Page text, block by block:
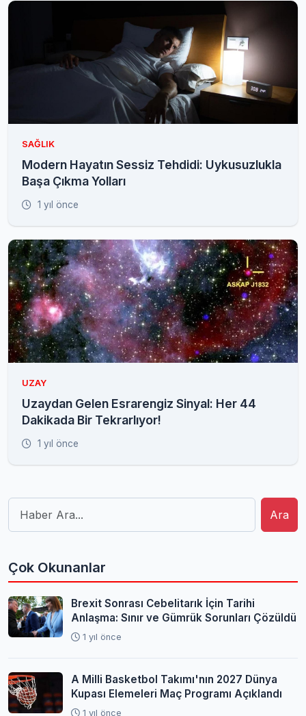
SAĞLIK
Modern Hayatın Sessiz Tehdidi: Uykusuzlukla
Başa Çıkma Yolları
1 yıl önce
UZAY
Uzaydan Gelen Esrarengiz Sinyal: Her 44
Dakikada Bir Tekrarlıyor!
1 yıl önce
Ara
Çok Okunanlar
Brexit Sonrası Cebelitarık İçin Tarihi
Anlaşma: Sınır ve Gümrük Sorunları Çözüldü
1 yıl önce
A Milli Basketbol Takımı'nın 2027 Dünya
Kupası Elemeleri Maç Programı Açıklandı
1 yıl önce